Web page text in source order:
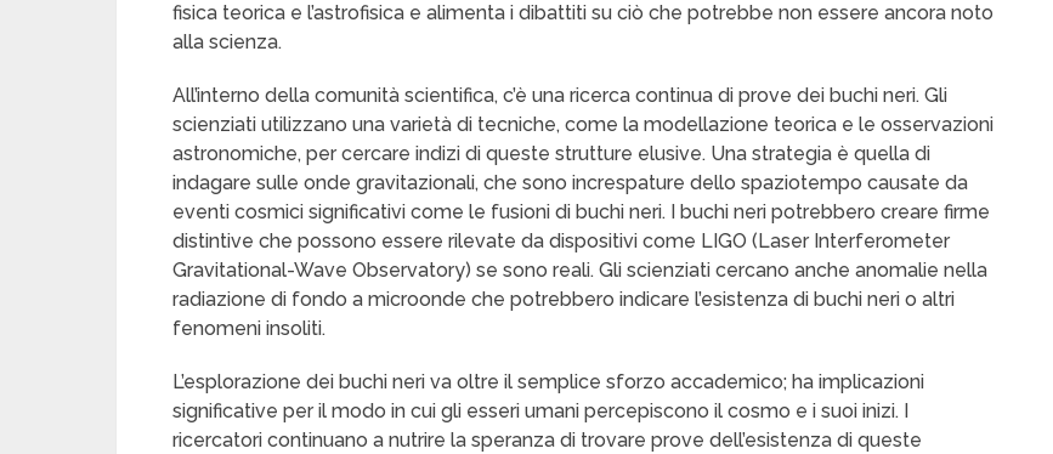
fisica teorica e l’astrofisica e alimenta i dibattiti su ciò che potrebbe non essere ancora noto
alla scienza.
All’interno della comunità scientifica, c’è una ricerca continua di prove dei buchi neri. Gli
scienziati utilizzano una varietà di tecniche, come la modellazione teorica e le osservazioni
astronomiche, per cercare indizi di queste strutture elusive. Una strategia è quella di
indagare sulle onde gravitazionali, che sono increspature dello spaziotempo causate da
eventi cosmici significativi come le fusioni di buchi neri. I buchi neri potrebbero creare firme
distintive che possono essere rilevate da dispositivi come LIGO (Laser Interferometer
Gravitational-Wave Observatory) se sono reali. Gli scienziati cercano anche anomalie nella
radiazione di fondo a microonde che potrebbero indicare l’esistenza di buchi neri o altri
fenomeni insoliti.
L’esplorazione dei buchi neri va oltre il semplice sforzo accademico; ha implicazioni
significative per il modo in cui gli esseri umani percepiscono il cosmo e i suoi inizi. I
ricercatori continuano a nutrire la speranza di trovare prove dell’esistenza di queste